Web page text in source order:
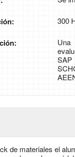
300
Una
de materiales el